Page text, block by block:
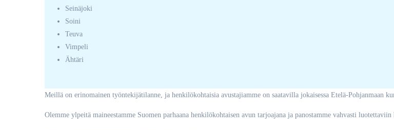
Seinäjoki
Soini
Teuva
Vimpeli
Ähtäri
Meillä on erinomainen työntekijätilanne, ja henkilökohtaisia avustajiamme on saatavilla jokaisessa Etelä-Pohjanmaan
Olemme ylpeitä maineestamme Suomen parhaana henkilökohtaisen avun tarjoajana ja panostamme vahvasti